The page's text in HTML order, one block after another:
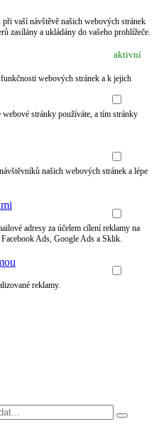
vaší návštěvě našich webových stránek
zasílány a ukládány do vašeho prohlížeče.
aktivní
webových stránek a k jejich
stránky používáte, a tím stránky
našich webových stránek a lépe
adresy za účelem cílení reklamy na
Ads, Google Ads a Sklik.
reklamy.